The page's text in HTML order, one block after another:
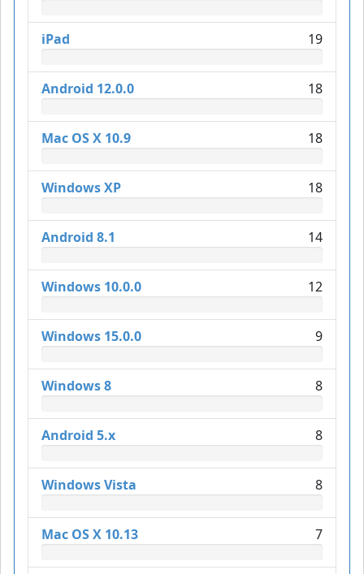
iPad 19
Android 12.0.0 18
Mac OS X 10.9 18
Windows XP 18
Android 8.1 14
Windows 10.0.0 12
Windows 15.0.0 9
Windows 8 8
Android 5.x 8
Windows Vista 8
Mac OS X 10.13 7